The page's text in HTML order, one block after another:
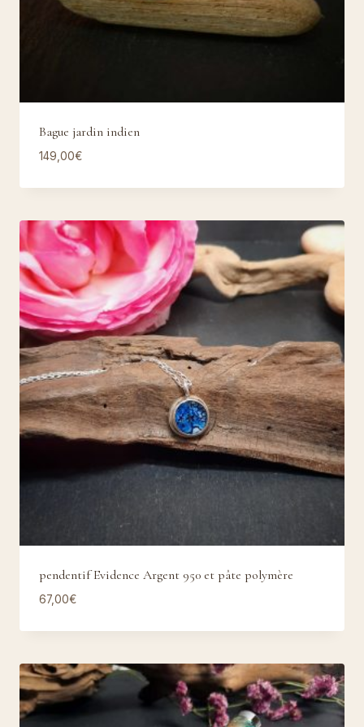
Bague jardin indien
149,00€
pendentif Evidence Argent 950 et pâte polymère
67,00€